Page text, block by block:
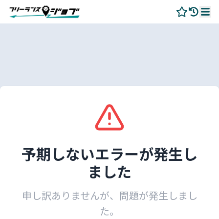
予期しないエラーが発生し
ました
申し訳ありませんが、問題が発生しまし
た。